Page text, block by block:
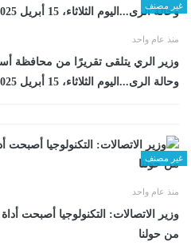
غير مصنف
منذ عام واحد
وزير الري يتلقى تقريرًا من محافظة
وحالة الرى...اليوم الثلاثاء، 15 أبريل 2025 09:42 صـ منذ 37 دقيقة
غير مصنف
منذ عام واحد
وزير الاتصالات: التكنولوجيا أصبحت
من حولنا